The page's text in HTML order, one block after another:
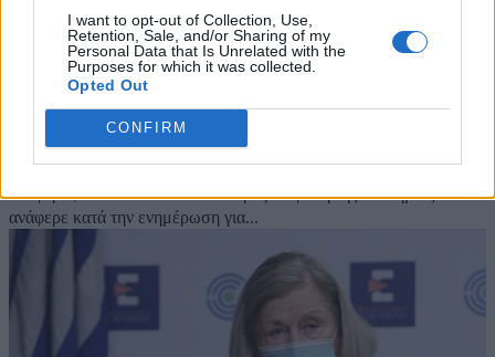
I want to opt-out of Collection, Use,
Retention, Sale, and/or Sharing of my
Personal Data that Is Unrelated with the
Purposes for which it was collected.
Opted Out
CONFIRM
Θεοδωρίδου: «Εως και 80% η προστασία με
αναμνηστική δόση»
03/01/2022
Η ταχεία επικράτηση της παραλλαγής "όμικρον" του κορονοϊού,
έχει προκαλέσει ισχυρές αναταράξεις στην αντιμετώπιση της
πανδημίας, ωστόσο ο ΠΟΥ παραμένει αισιόδοξος, καθώς όπως
αναφέρει, το 2022 θα τελειώσει η οξεία φάση της πανδημίας. Αυτό
ανάφερε κατά την ενημέρωση για...